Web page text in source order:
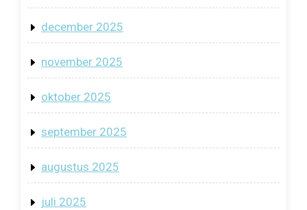
december 2025
november 2025
oktober 2025
september 2025
augustus 2025
juli 2025